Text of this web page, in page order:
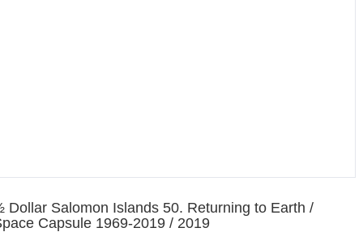
Dollar Salomon Islands 50. Returning to Earth /
Capsule 1969-2019 / 2019